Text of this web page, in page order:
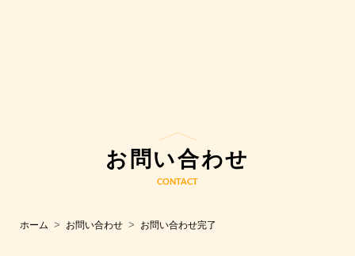
お問い合わせ
CONTACT
ホーム お問い合わせ お問い合わせ完了